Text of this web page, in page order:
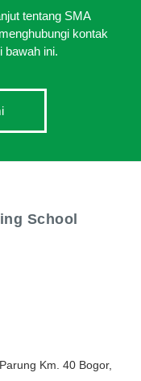
tentang SMA
kontak
bawah ini.
School
Km. 40 Bogor,